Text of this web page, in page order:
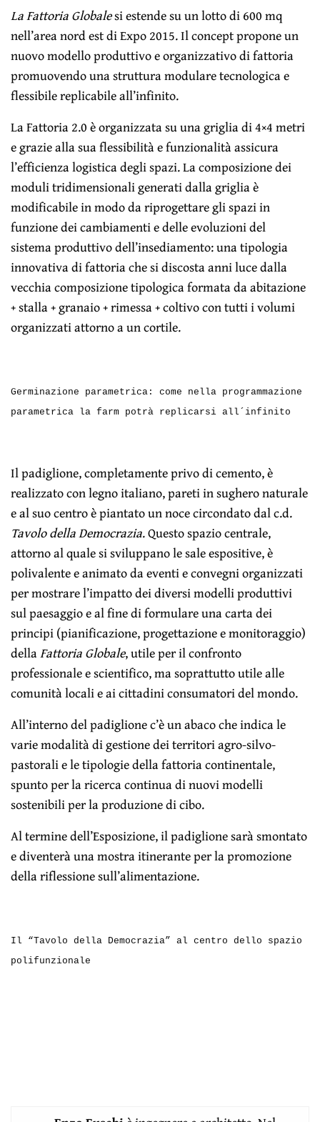
La Fattoria Globalesi estende su un lotto di 600 mq
nell’area nord est di Expo 2015. Il concept propone un
nuovo modello produttivo e organizzativo di fattoria
promuovendo una struttura modulare tecnologica e
flessibile replicabile all’infinito.
La Fattoria 2.0 è organizzata su una griglia di 4×4 metri
e grazie alla sua flessibilità e funzionalità assicura
l’efficienza logistica degli spazi. La composizione dei
moduli tridimensionali generati dalla griglia è
modificabile in modo da riprogettare gli spazi in
funzione dei cambiamenti e delle evoluzioni del
sistema produttivo dell’insediamento: una tipologia
innovativa di fattoria che si discosta anni luce dalla
vecchia composizione tipologica formata da abitazione
+ stalla + granaio + rimessa + coltivo con tutti i volumi
organizzati attorno a un cortile.
Germinazione parametrica: come nella programmazione
parametrica la farm potrà replicarsi all´infinito
Il padiglione, completamente privo di cemento, è
realizzato con legno italiano, pareti in sughero naturale
e al suo centro è piantato un noce circondato dal c.d.
Tavolo della Democrazia. Questo spazio centrale,
attorno al quale si sviluppano le sale espositive, è
polivalente e animato da eventi e convegni organizzati
per mostrare l’impatto dei diversi modelli produttivi
sul paesaggio e al fine di formulare una carta dei
principi (pianificazione, progettazione e monitoraggio)
dellaFattoria Globale, utile per il confronto
professionale e scientifico, ma soprattutto utile alle
comunità locali e ai cittadini consumatori del mondo.
All’interno del padiglione c’è un abaco che indica le
varie modalità di gestione dei territori agro-silvo-
pastorali e le tipologie della fattoria continentale,
spunto per la ricerca continua di nuovi modelli
sostenibili per la produzione di cibo.
Al termine dell’Esposizione, il padiglione sarà smontato
e diventerà una mostra itinerante per la promozione
della riflessione sull’alimentazione.
Il “Tavolo della Democrazia” al centro dello spazio
polifunzionale